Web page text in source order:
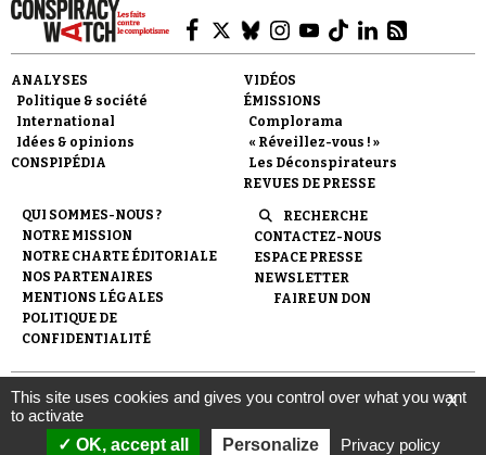
ANALYSES
Politique & société
International
Idées & opinions
CONSPIPÉDIA
VIDÉOS
ÉMISSIONS
Complorama
« Réveillez-vous ! »
Les Déconspirateurs
REVUES DE PRESSE
QUI SOMMES-NOUS ?
NOTRE MISSION
NOTRE CHARTE ÉDITORIALE
NOS PARTENAIRES
MENTIONS LÉGALES
POLITIQUE DE
CONFIDENTIALITÉ
RECHERCHE
CONTACTEZ-NOUS
ESPACE PRESSE
NEWSLETTER
FAIRE UN DON
© 2007-2026Conspiracy Watch| Une réalisation de
l'Observatoire du conspirationnisme (association loi de 1901) avec
le soutien de la Fondation pour la Mémoire de la Shoah.
X
This site uses cookies and gives you control over what you want
to activate
OK, accept all
Personalize Privacy policy